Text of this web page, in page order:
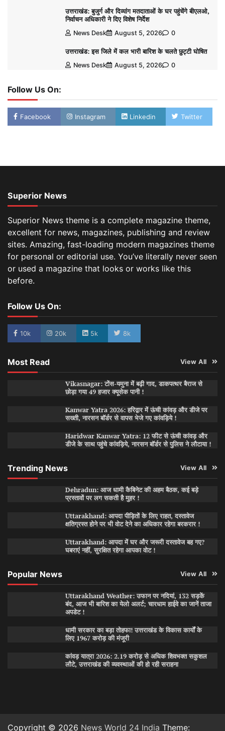
उत्तराखंड: बुजुर्ग और दिव्यांग मतदाताओं के घर पहुंचेंगे बीएलओ,
निर्वाचन अधिकारी ने दिए विशेष निर्देश
News Desk August 5, 2026 0
उत्तराखंड: इस जिले में कल भारी बारिश के चलते छुट्टी घोषित
News Desk August 5, 2026 0
Follow Us On:
Facebook Instagram Linkedin Twitter
Superior News
Superior News theme is a complete magazine theme,
excellent for news, magazines, publishing and review
sites. Amazing, fast-loading modern magazines theme
for personal or editorial use. You’ve literally never seen
or used a magazine that looks or works like this
before.
Follow Us On:
10k 20k 5k 8k
Most Read View All
Vikasnagar: टोंस-यमुना में बढ़ी गाद, डाकपत्थर बैराज से
छोड़ा गया 49 हजार क्यूसेक पानी !
Kanwar Yatra 2026: हरिद्वार में ऊंची कांवड़ और डीजे पर
सख्ती, नारसन बॉर्डर से वापस भेजे गए कांवड़िये !
Haridwar Kanwar Yatra: 12 फीट से ऊंची कांवड़ और
डीजे के साथ पहुंचे कांवड़िये, नारसन बॉर्डर से पुलिस ने लौटाया !
Trending News View All
Dehradun: आज धामी कैबिनेट की अहम बैठक, कई बड़े
प्रस्तावों पर लग सकती है मुहर !
Uttarakhand: आपदा पीड़ितों के लिए राहत, दस्तावेज
क्षतिग्रस्त होने पर भी वोट देने का अधिकार रहेगा बरकरार !
Uttarakhand: आपदा में घर और जरूरी दस्तावेज बह गए?
घबराएं नहीं, सुरक्षित रहेगा आपका वोट !
Popular News View All
Uttarakhand Weather: उफान पर नदियां, 132 सड़कें
बंद, आज भी बारिश का येलो अलर्ट; चारधाम हाईवे का जानें ताजा
अपडेट !
धामी सरकार का बड़ा तोहफा! उत्तराखंड के विकास कार्यों के
लिए 1967 करोड़ की मंजूरी
कांवड़ यात्रा 2026: 2.19 करोड़ से अधिक शिवभक्त सकुशल
लौटे, उत्तराखंड की व्यवस्थाओं की हो रही सराहना
Copyright © 2026 News World 24 India Theme: